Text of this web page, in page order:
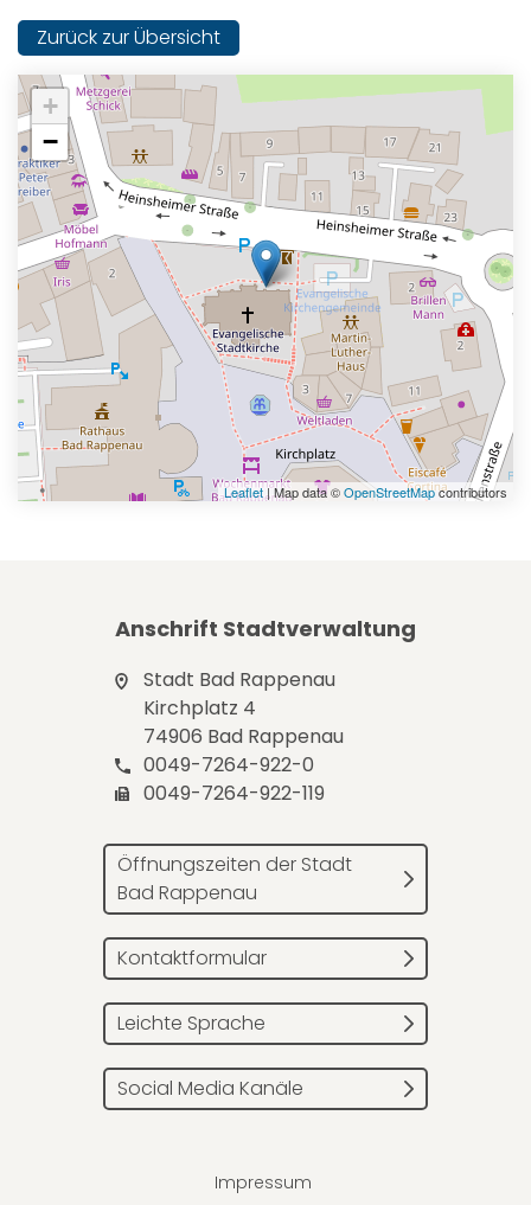
Zurück zur Übersicht
+
−
Leaflet| Map data ©OpenStreetMapcontributors
Anschrift Stadtverwaltung
Stadt Bad Rappenau
Kirchplatz 4
74906 Bad Rappenau
0049-7264-922-0
0049-7264-922-119
Öffnungszeiten der Stadt
Bad Rappenau
Kontaktformular
Leichte Sprache
Social Media Kanäle
Impressum